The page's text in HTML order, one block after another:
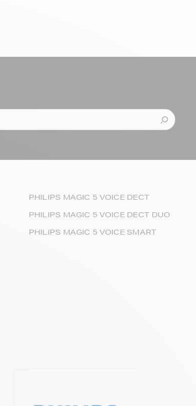
PHILIPS MAGIC 5 VOICE DECT
PHILIPS MAGIC 5 VOICE DECT DUO
PHILIPS MAGIC 5 VOICE SMART